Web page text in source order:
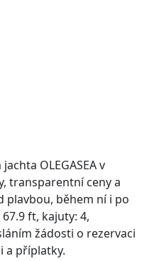
OLEGASEA v
transparentní ceny a
plavbou, během ní i po
ft, kajuty: 4,
žádosti o rezervaci
a příplatky.